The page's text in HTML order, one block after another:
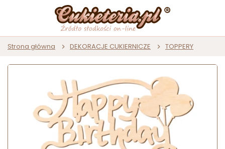
Strona główna DEKORACJE CUKIERNICZE TOPPERY